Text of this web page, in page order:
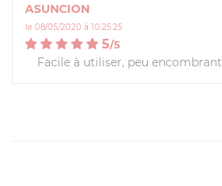
ASUNCION
le 08/05/2020 à 10:25:25
5/5
Facile à utiliser, peu encombrant